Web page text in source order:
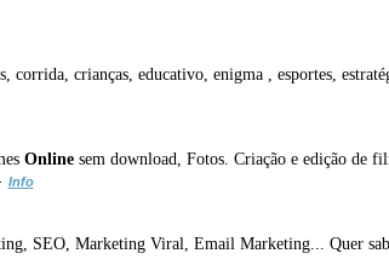
corrida, crianças, educativo, enigma , esportes,
Onlinesem download, Fotos. Criação e edição de
Info
SEO, Marketing Viral, Email Marketing... Quer